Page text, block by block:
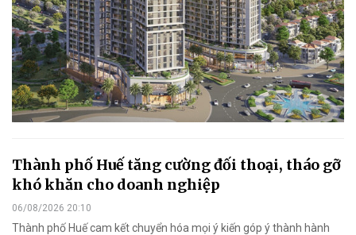
Thành phố Huế tăng cường đối thoại, tháo gỡ
khó khăn cho doanh nghiệp
06/08/2026 20:10
Thành phố Huế cam kết chuyển hóa mọi ý kiến góp ý thành hành